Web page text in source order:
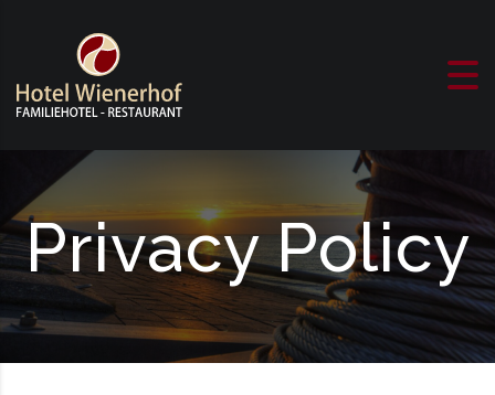
Privacy Policy